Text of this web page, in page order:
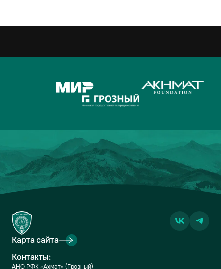
Карта сайта
Контакты:
АНО РФК «Ахмат» (Грозный)